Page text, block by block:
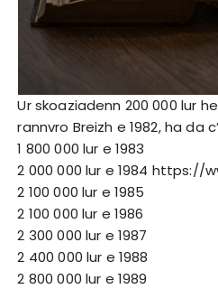
Ur skoaziadenn 200 000 lur
rannvro Breizh e 1982, ha da
1 800 000 lur e 1983
2 000 000 lur e 1984 https://
2 100 000 lur e 1985
2 100 000 lur e 1986
2 300 000 lur e 1987
2 400 000 lur e 1988
2 800 000 lur e 1989